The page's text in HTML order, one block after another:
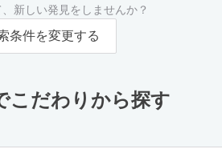
新しい発見をしませんか？
条件を変更する
こだわりから探す